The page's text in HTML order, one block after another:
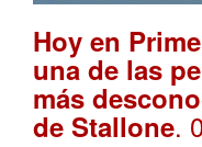
Hoy en
una de las
más
de Stallone.